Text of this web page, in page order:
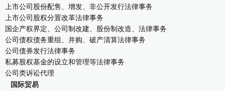
康桥出版
上市公司股份配售、增发、非公开发行法律事务
上市公司股权分置改革法律事务
国企产权界定、公司制改建、股份制改造、法律事务
公司债权债务重组、并购、破产清算法律事务
公司债券发行法律事务
私募股权基金的设立和管理等法律事务
公司类诉讼代理
国际贸易